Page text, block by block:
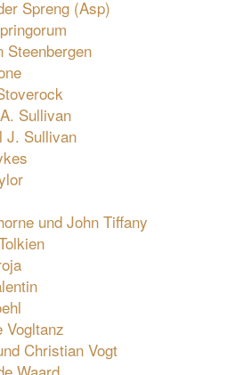
Spreng (Asp)
Steenbergen
Sullivan
J. Sullivan
und John Tiffany
Vogltanz
Christian Vogt